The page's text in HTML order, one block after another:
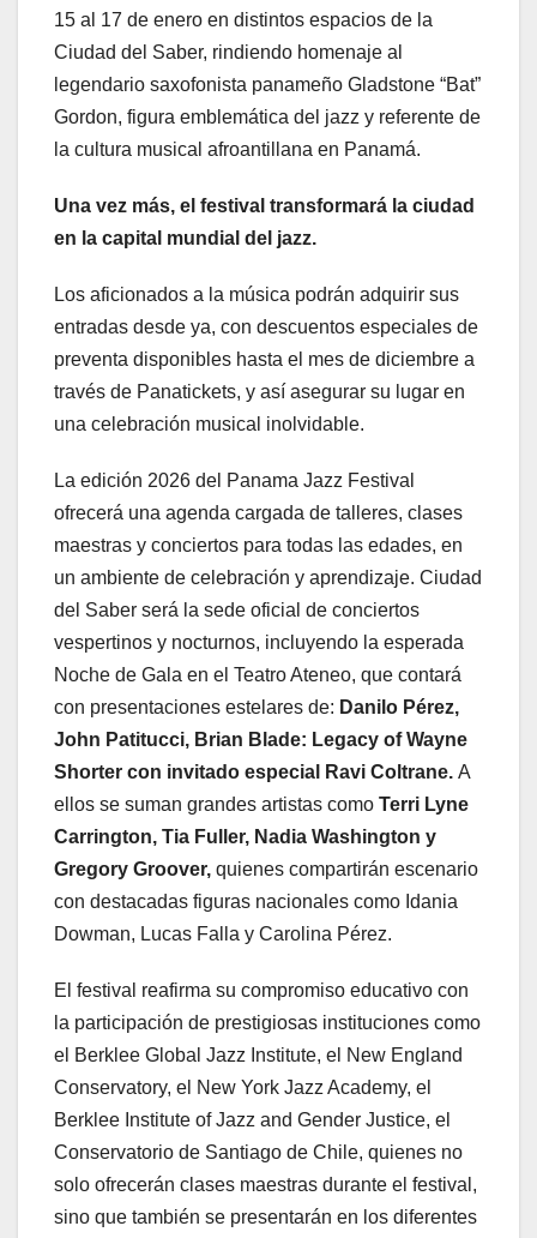
15 al 17 de enero en distintos espacios de la
Ciudad del Saber, rindiendo homenaje al
legendario saxofonista panameño Gladstone “Bat”
Gordon, figura emblemática del jazz y referente de
la cultura musical afroantillana en Panamá.
Una vez más, el festival transformará la ciudad
en la capital mundial del jazz.
Los aficionados a la música podrán adquirir sus
entradas desde ya, con descuentos especiales de
preventa disponibles hasta el mes de diciembre a
través de Panatickets, y así asegurar su lugar en
una celebración musical inolvidable.
La edición 2026 del Panama Jazz Festival
ofrecerá una agenda cargada de talleres, clases
maestras y conciertos para todas las edades, en
un ambiente de celebración y aprendizaje. Ciudad
del Saber será la sede oficial de conciertos
vespertinos y nocturnos, incluyendo la esperada
Noche de Gala en el Teatro Ateneo, que contará
con presentaciones estelares de: Danilo Pérez,
John Patitucci, Brian Blade: Legacy of Wayne
Shorter con invitado especial Ravi Coltrane. A
ellos se suman grandes artistas como Terri Lyne
Carrington, Tia Fuller, Nadia Washington y
Gregory Groover, quienes compartirán escenario
con destacadas figuras nacionales como Idania
Dowman, Lucas Falla y Carolina Pérez.
El festival reafirma su compromiso educativo con
la participación de prestigiosas instituciones como
el Berklee Global Jazz Institute, el New England
Conservatory, el New York Jazz Academy, el
Berklee Institute of Jazz and Gender Justice, el
Conservatorio de Santiago de Chile, quienes no
solo ofrecerán clases maestras durante el festival,
sino que también se presentarán en los diferentes